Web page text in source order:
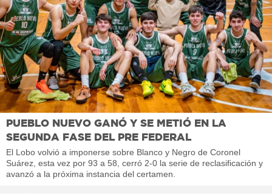
PUEBLO NUEVO GANÓ Y SE METIÓ EN LA
SEGUNDA FASE DEL PRE FEDERAL
El Lobo volvió a imponerse sobre Blanco y Negro de Coronel
Suárez, esta vez por 93 a 58, cerró 2-0 la serie de reclasificación y
avanzó a la próxima instancia del certamen.